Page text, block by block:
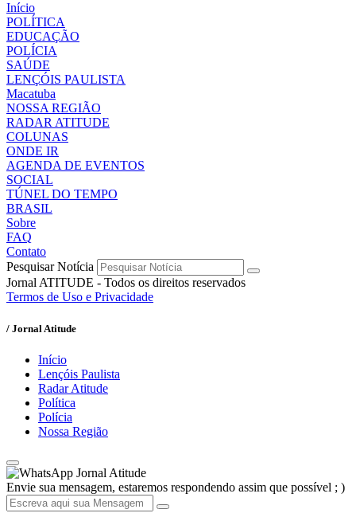
Início
POLÍTICA
EDUCAÇÃO
POLÍCIA
SAÚDE
LENÇÓIS PAULISTA
Macatuba
NOSSA REGIÃO
RADAR ATITUDE
COLUNAS
ONDE IR
AGENDA DE EVENTOS
SOCIAL
TÚNEL DO TEMPO
BRASIL
Sobre
FAQ
Contato
Pesquisar Notícia
Jornal ATITUDE - Todos os direitos reservados
Termos de Uso e Privacidade
/ Jornal Atitude
Início
Lençóis Paulista
Radar Atitude
Política
Polícia
Nossa Região
Jornal Atitude
Envie sua mensagem, estaremos respondendo assim que possível ; )